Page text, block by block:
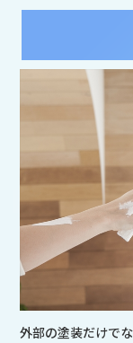
外部の塗装だけで